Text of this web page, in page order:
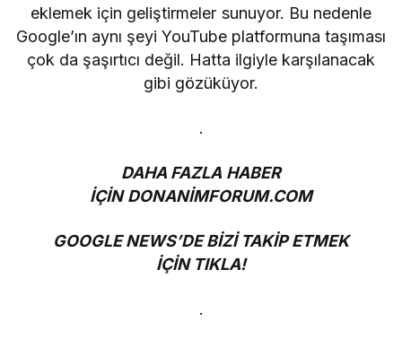
eklemek için geliştirmeler sunuyor. Bu nedenle
Google’ın aynı şeyi YouTube platformuna taşıması
çok da şaşırtıcı değil. Hatta ilgiyle karşılanacak
gibi gözüküyor.
.
DAHA FAZLA HABER
İÇİNDONANİMFORUM.COM
GOOGLE NEWS’DE BİZİ TAKİP ETMEK
İÇİN TIKLA!
.